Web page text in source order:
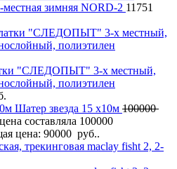
зимняя NORD-2 11751
"СЛЕДОПЫТ" 3-х местный,
полиэтилен
Шатер звезда 15 х10м 100000
составляла 100000
цена: 90000 руб..